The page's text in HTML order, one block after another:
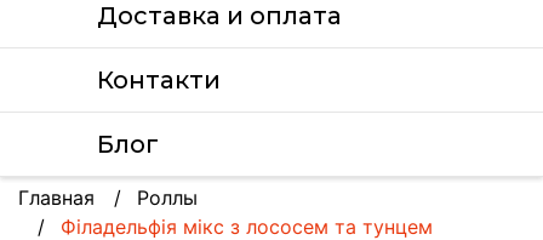
Доставка и оплата
Контакти
Блог
Главная
Роллы
Філадельфія мікс з лососем та тунцем